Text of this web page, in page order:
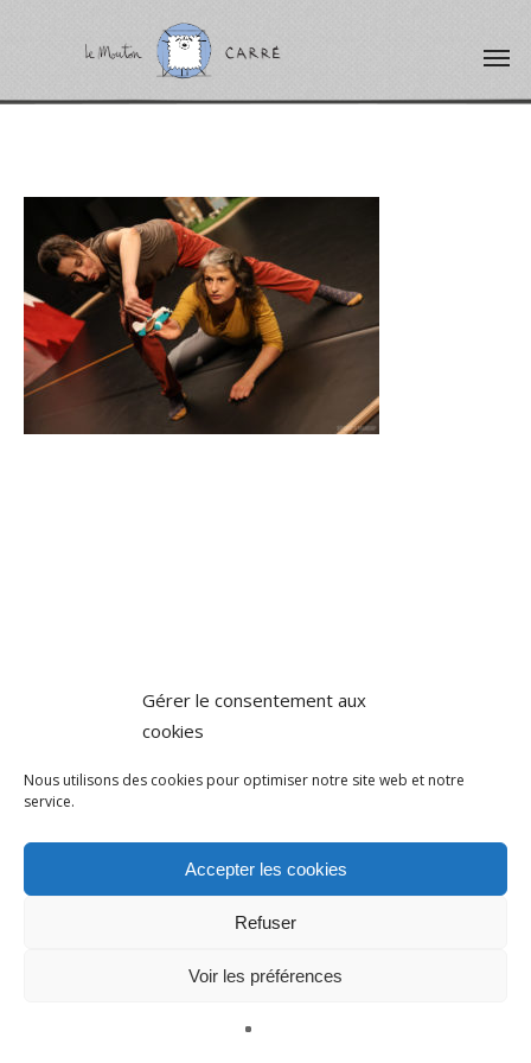
Gérer le consentement aux
cookies
Nous utilisons des cookies pour optimiser notre site web et notre
service.
Accepter les cookies
Refuser
Voir les préférences